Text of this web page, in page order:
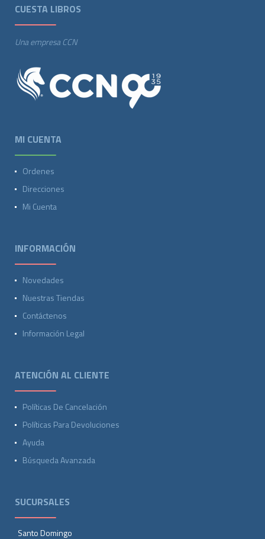
CUESTA LIBROS
Una empresa CCN
MI CUENTA
Ordenes
Direcciones
Mi Cuenta
INFORMACIÓN
Novedades
Nuestras Tiendas
Contáctenos
Información Legal
ATENCIÓN AL CLIENTE
Políticas De Cancelación
Políticas Para Devoluciones
Ayuda
Búsqueda Avanzada
SUCURSALES
Santo Domingo